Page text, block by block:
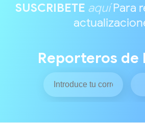
SUSCRIBETE aquíPara
Reporteros de